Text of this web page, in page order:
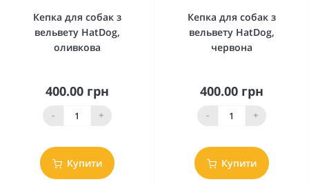
Кепка для собак з
вельвету HatDog,
оливкова
400.00 грн
- +
Купити
Кепка для собак з
вельвету HatDog,
червона
400.00 грн
- +
Купити